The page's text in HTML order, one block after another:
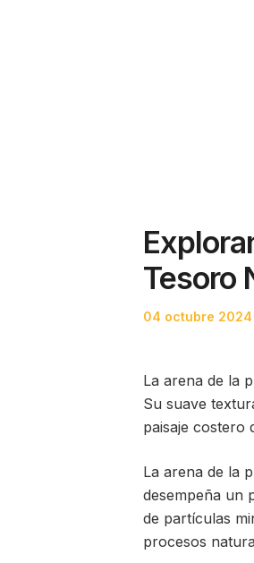
Tesoro
Posted
04 octubre 2024
La arena de la
Su suave
paisaje costero
La arena de la
desempeña un
de partículas
procesos